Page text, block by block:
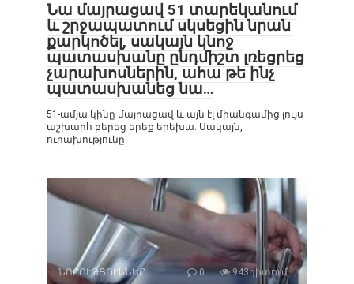
Նա մայրացավ 51 տարեկանում
և շրջապատում սկսեցին նրան
քարկոծել, սակայն կնոջ
պատասխանը ընդմիշտ լռեցրեց
չարախոսներին, ահա թե ինչ
պատասխանեց նա…
51-ամյա կինը մայրացավ և այն էլ միանգամից լույս
աշխարհ բերեց երեք երեխա: Սակայն,
ուրախությունը
ՆՈՐՈՒԹՅՈՒՆՆԵՐ 0 943դիտում